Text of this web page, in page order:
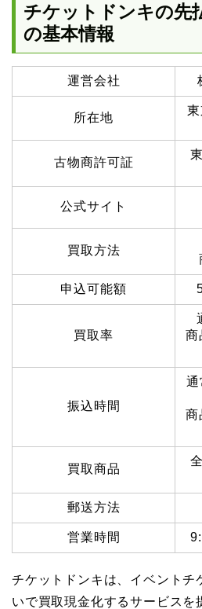
チケットドンキの先
の基本情報
運営会社
所在地
古物商許可証
公式サイト
買取方法
申込可能額
買取率
商
振込時間
通
商
買取商品
郵送方法
営業時間
チケットドンキは、イベントチ
いで買取現金化するサービスを